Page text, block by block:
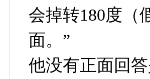
会掉转180度（
面。”
他没有正面回